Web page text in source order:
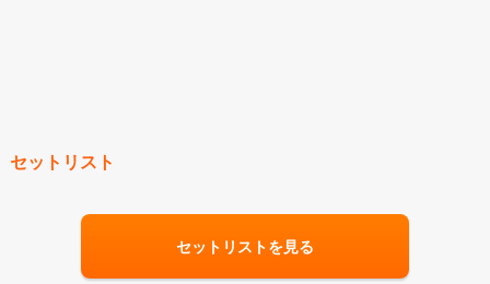
セットリスト
セットリストを見る